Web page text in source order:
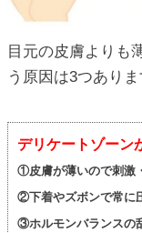
目元の皮膚よりも
う原因は3つありま
デリケートゾーン
①皮膚が薄いので刺激
②下着やズボンで常に
③ホルモンバランスの